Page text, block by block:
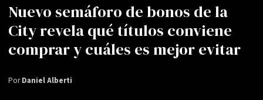
Nuevo semáforo de bonos de la
City revela qué títulos conviene
comprar y cuáles es mejor evitar
PorDaniel Alberti